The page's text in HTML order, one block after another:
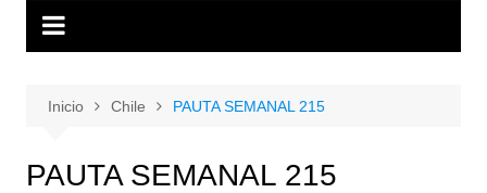
Inicio Chile PAUTA SEMANAL 215
PAUTA SEMANAL 215